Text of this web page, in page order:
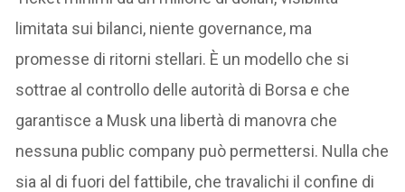
limitata sui bilanci, niente governance, ma
promesse di ritorni stellari. È un modello che si
sottrae al controllo delle autorità di Borsa e che
garantisce a Musk una libertà di manovra che
nessuna public company può permettersi. Nulla che
sia al di fuori del fattibile, che travalichi il confine di